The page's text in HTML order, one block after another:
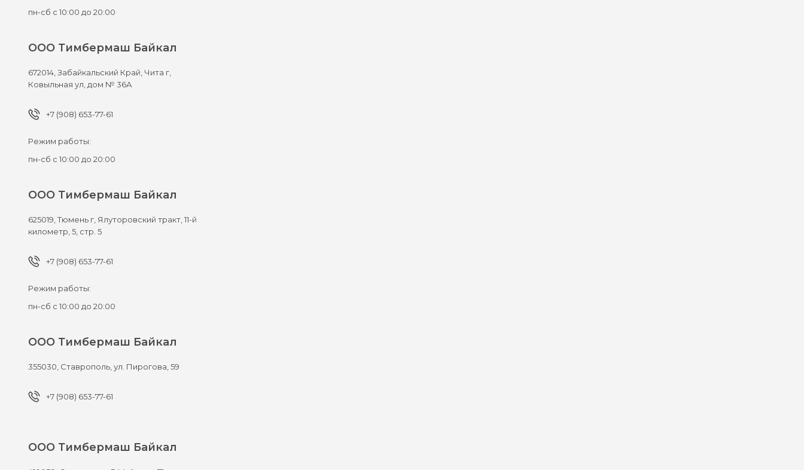
пн-сб с 10:00 до 20:00
ООО Тимбермаш Байкал
672014,Забайкальский Край, Чита г,
Ковыльная ул, дом № 36А
+7 (908) 653-77-61
Режим работы:
пн-сб с 10:00 до 20:00
ООО Тимбермаш Байкал
625019,Тюмень г, Ялуторовский тракт, 11-й
километр, 5, стр. 5
+7 (908) 653-77-61
Режим работы:
пн-сб с 10:00 до 20:00
ООО Тимбермаш Байкал
355030, Ставрополь,ул. Пирогова, 59
+7 (908) 653-77-61
ООО Тимбермаш Байкал